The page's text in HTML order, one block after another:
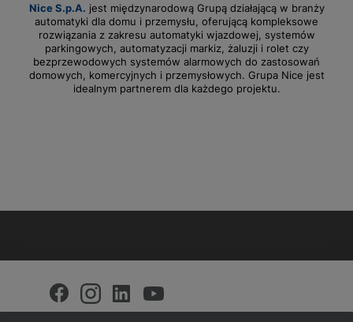
Nice S.p.A. jest międzynarodową Grupą działającą w branży
automatyki dla domu i przemysłu, oferującą kompleksowe
rozwiązania z zakresu automatyki wjazdowej, systemów
parkingowych, automatyzacji markiz, żaluzji i rolet czy
bezprzewodowych systemów alarmowych do zastosowań
domowych, komercyjnych i przemysłowych. Grupa Nice jest
idealnym partnerem dla każdego projektu.